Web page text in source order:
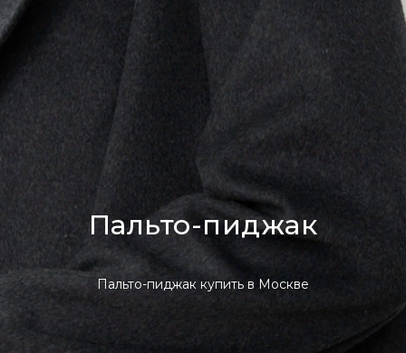
Пальто-пиджак
Пальто-пиджак купить в Москве